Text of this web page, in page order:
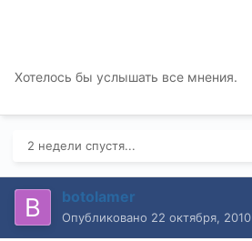
Хотелось бы услышать все мнения.
2 недели спустя...
botolamer
Опубликовано 22 октября, 2010